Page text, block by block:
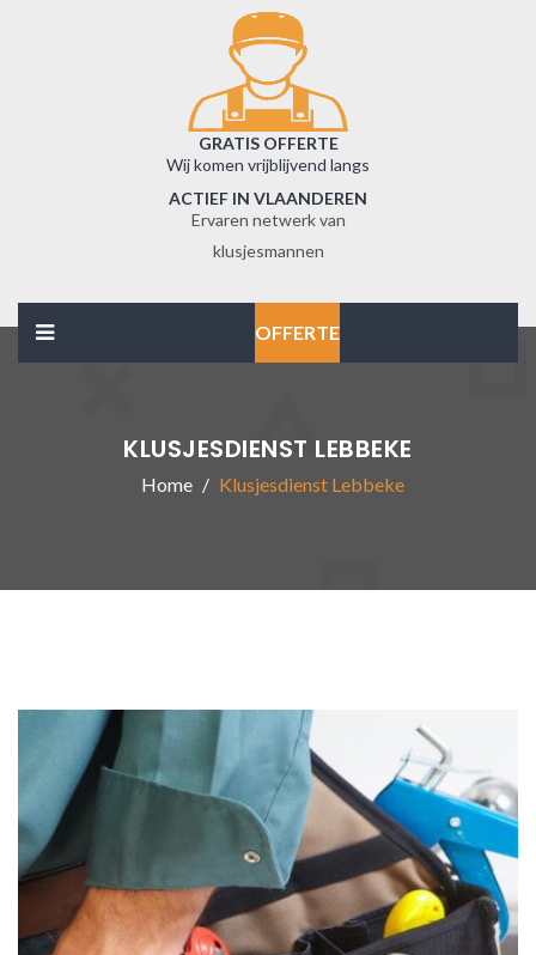
GRATIS OFFERTE
Wij komen vrijblijvend langs
ACTIEF IN VLAANDEREN
Ervaren netwerk van
klusjesmannen
OFFERTE
KLUSJESDIENST LEBBEKE
Home Klusjesdienst Lebbeke